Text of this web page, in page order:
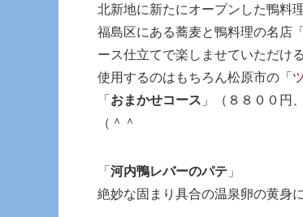
北新地に新たにオープンした鴨料
福島区にある蕎麦と鴨料理の名店「
ース仕立てで楽しませていただけ
使用するのはもちろん松原市の「
「 おまかせコース 」（８８００円
（＾＾
「 河内鴨レバーのパテ 」
絶妙な固まり具合の温泉卵の黄身